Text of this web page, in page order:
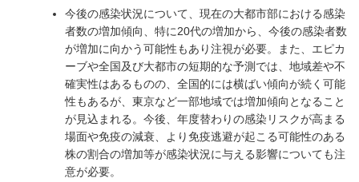
今後の感染状況について、現在の大都市部における感染
者数の増加傾向、特に20代の増加から、今後の感染者数
が増加に向かう可能性もあり注視が必要。また、エピカ
ーブや全国及び大都市の短期的な予測では、地域差や不
確実性はあるものの、全国的には横ばい傾向が続く可能
性もあるが、東京など一部地域では増加傾向となること
が見込まれる。今後、年度替わりの感染リスクが高まる
場面や免疫の減衰、より免疫逃避が起こる可能性のある
株の割合の増加等が感染状況に与える影響についても注
意が必要。